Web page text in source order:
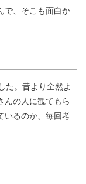
で、そこも面白か
た。昔より全然よ
んの人に観てもら
いるのか、毎回考